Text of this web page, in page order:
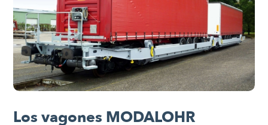
Los vagones MODALOHR